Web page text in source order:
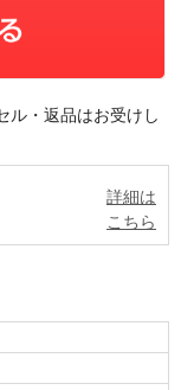
ル・返品はお受けし
詳細は
こちら